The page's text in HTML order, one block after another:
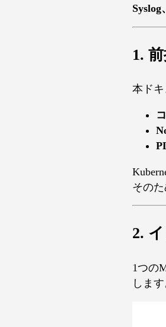
1.
本ド
その
2.
1つの
します